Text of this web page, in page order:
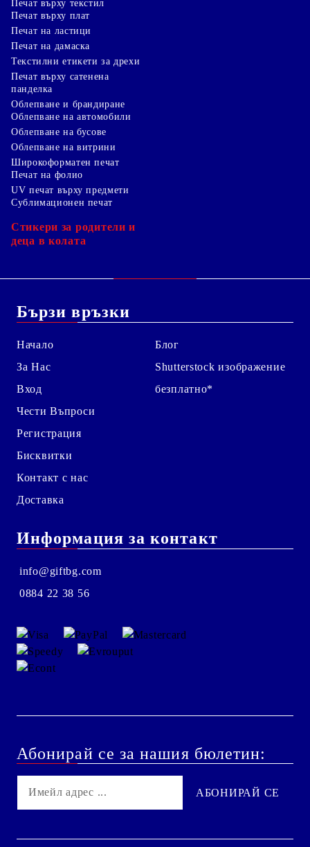
Печат върху текстил
Печат върху плат
Печат на ластици
Печат на дамаска
Текстилни етикети за дрехи
Печат върху сатенена
панделка
Облепване и брандиране
Облепване на автомобили
Облепване на бусове
Облепване на витрини
Широкоформатен печат
Печат на фолио
UV печат върху предмети
Сублимационен печат
Стикери за родители и
деца в колата
Бързи връзки
Начало
За Нас
Вход
Чести Въпроси
Регистрация
Бисквитки
Контакт с нас
Доставка
Блог
Shutterstock изображение
безплатно*
Информация за контакт
info@giftbg.com
0884 22 38 56
Абонирай се за нашия бюлетин: